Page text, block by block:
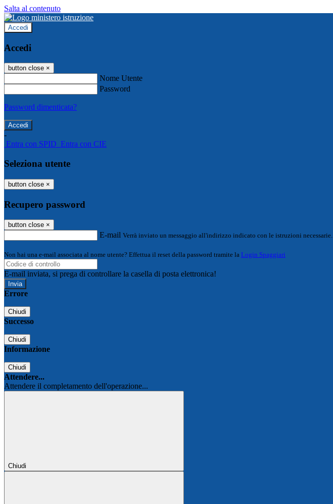
Salta al contenuto
Accedi
Accedi
button close ×
Nome Utente
Password
Password dimenticata?
-
Entra con SPID Entra con CIE
Seleziona utente
button close ×
Recupero password
button close ×
E-mail Verrà inviato un messaggio all'indirizzo indicato con le istruzioni necessarie.
Non hai una e-mail associata al nome utente? Effettua il reset della password tramite la Login Spaggiari
E-mail inviata, si prega di controllare la casella di posta elettronica!
Errore
Chiudi
Successo
Chiudi
Informazione
Chiudi
Attendere...
Attendere il completamento dell'operazione...
Chiudi